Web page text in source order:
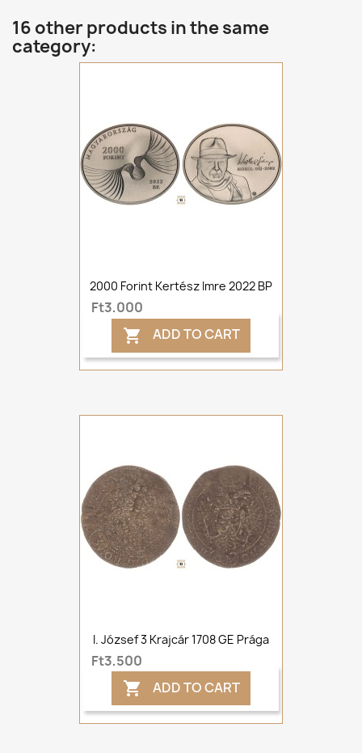
16 other products in the same
category:
2000 Forint Kertész Imre 2022 BP
Ft3,000
 ADD TO CART
I. József 3 Krajcár 1708 GE Prága
Ft3,500
 ADD TO CART